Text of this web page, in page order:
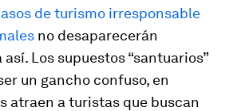
de turismo irresponsable
no desaparecerán
Los supuestos “santuarios”
un gancho confuso, en
atraen a turistas que buscan